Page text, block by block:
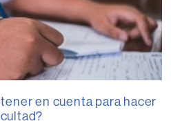
en cuenta para hacer